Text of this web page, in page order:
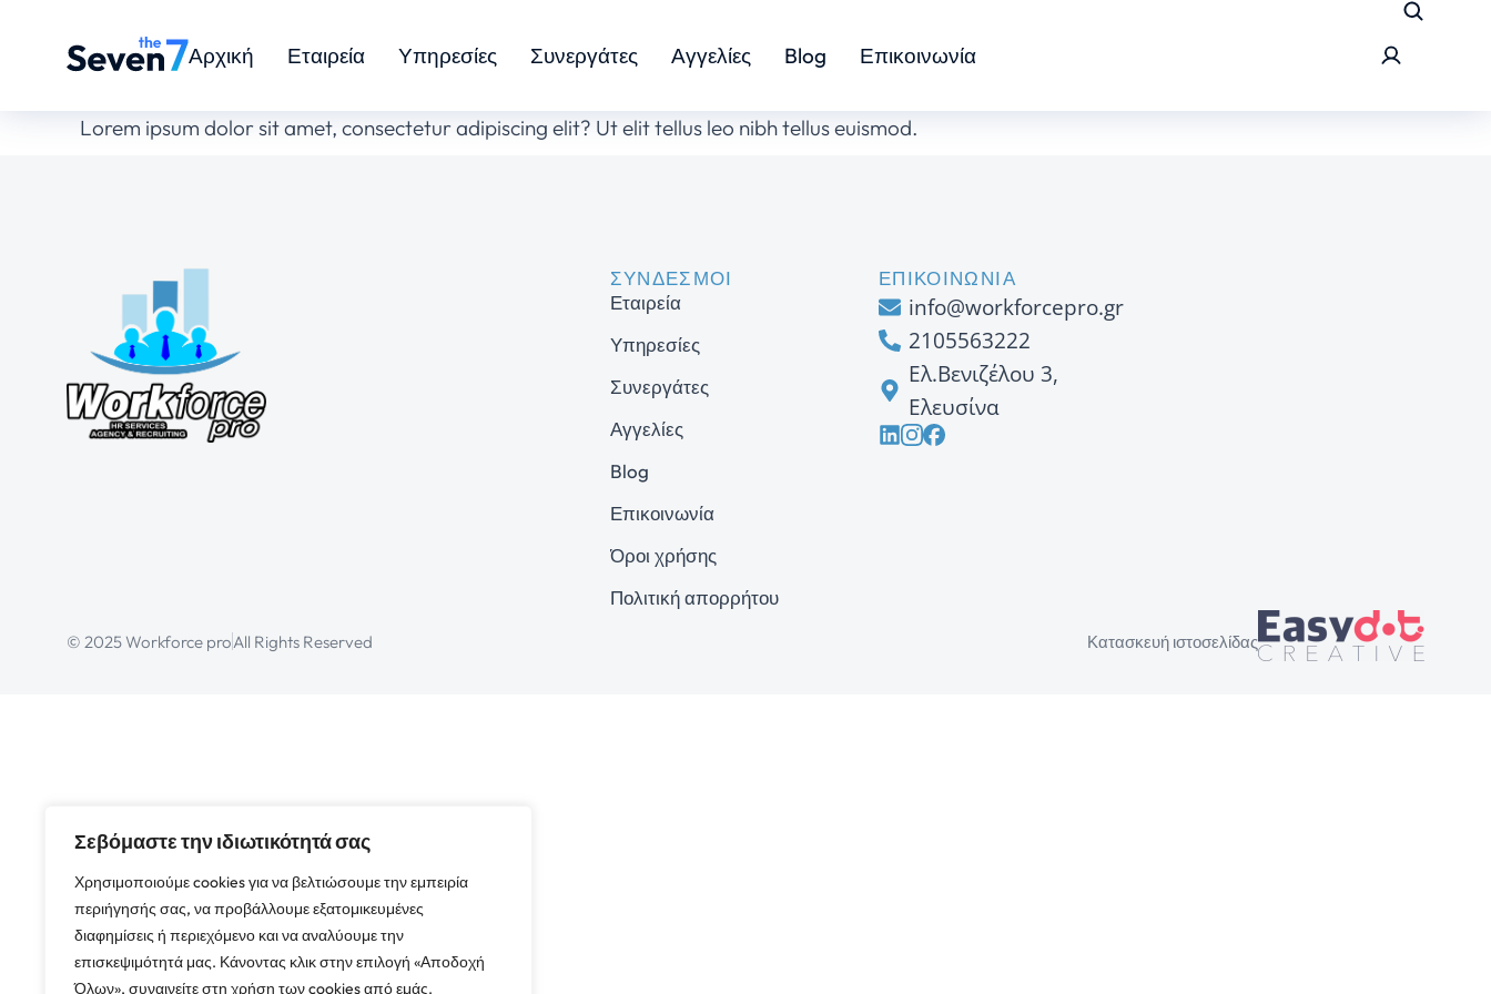
Σεβόμαστε την ιδιωτικότητά σας
Χρησιμοποιούμε cookies για να βελτιώσουμε την εμπειρία
περιήγησής σας, να προβάλλουμε εξατομικευμένες
διαφημίσεις ή περιεχόμενο και να αναλύουμε την
επισκεψιμότητά μας. Κάνοντας κλικ στην επιλογή «Αποδοχή
Όλων», συναινείτε στη χρήση των cookies από εμάς.
Αρχική Εταιρεία Υπηρεσίες Συνεργάτες Αγγελίες Blog Επικοινωνία
Lorem ipsum dolor sit amet, consectetur adipiscing elit? Ut elit tellus leo nibh tellus euismod.
ΣΥΝΔΕΣΜΟΙ
Εταιρεία
Υπηρεσίες
Συνεργάτες
Αγγελίες
Blog
Επικοινωνία
Όροι χρήσης
Πολιτική απορρήτου
ΕΠΙΚΟΙΝΩΝΙΑ
info@workforcepro.gr
2105563222
Ελ.Βενιζέλου 3,
Ελευσίνα
© 2025 Workforce proAll Rights Reserved Κατασκευή ιστοσελίδας